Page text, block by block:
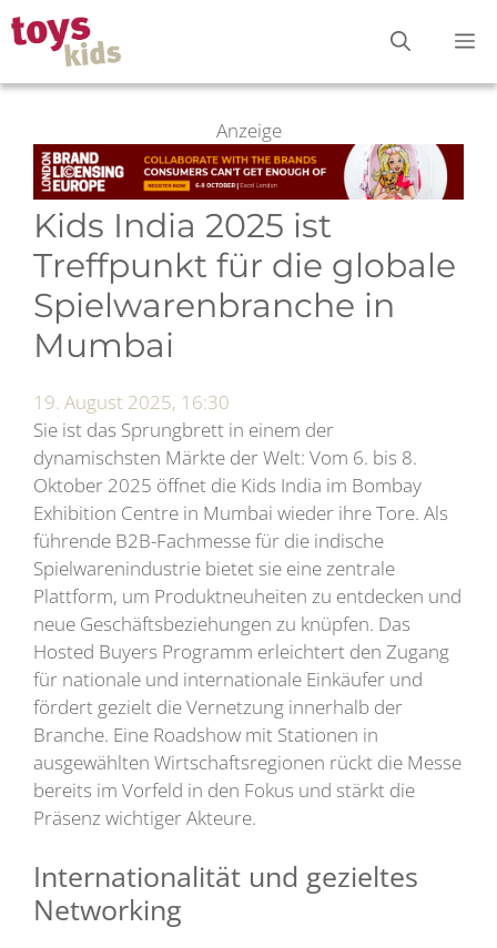
Zum
Inhalt
springen
Anzeige
Kids India 2025 ist
Treffpunkt für die globale
Spielwarenbranche in
Mumbai
19. August 2025, 16:30
Sie ist das Sprungbrett in einem der
dynamischsten Märkte der Welt: Vom 6. bis 8.
Oktober 2025 öffnet die Kids India im Bombay
Exhibition Centre in Mumbai wieder ihre Tore. Als
führende B2B-Fachmesse für die indische
Spielwarenindustrie bietet sie eine zentrale
Plattform, um Produktneuheiten zu entdecken und
neue Geschäftsbeziehungen zu knüpfen. Das
Hosted Buyers Programm erleichtert den Zugang
für nationale und internationale Einkäufer und
fördert gezielt die Vernetzung innerhalb der
Branche. Eine Roadshow mit Stationen in
ausgewählten Wirtschaftsregionen rückt die Messe
bereits im Vorfeld in den Fokus und stärkt die
Präsenz wichtiger Akteure.
Internationalität und gezieltes
Networking